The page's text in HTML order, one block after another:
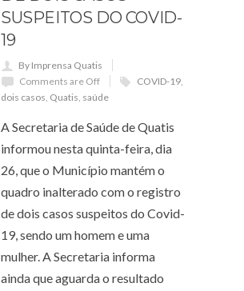
SUSPEITOS DO COVID-
19
By Imprensa Quatis
Comments are Off
COVID-19,
dois casos, Quatis, saúde
A Secretaria de Saúde de Quatis
informou nesta quinta-feira, dia
26, que o Município mantém o
quadro inalterado com o registro
de dois casos suspeitos do Covid-
19, sendo um homem e uma
mulher. A Secretaria informa
ainda que aguarda o resultado